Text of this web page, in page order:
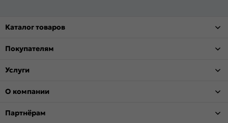
Каталог товаров
Покупателям
Услуги
О компании
Партнёрам